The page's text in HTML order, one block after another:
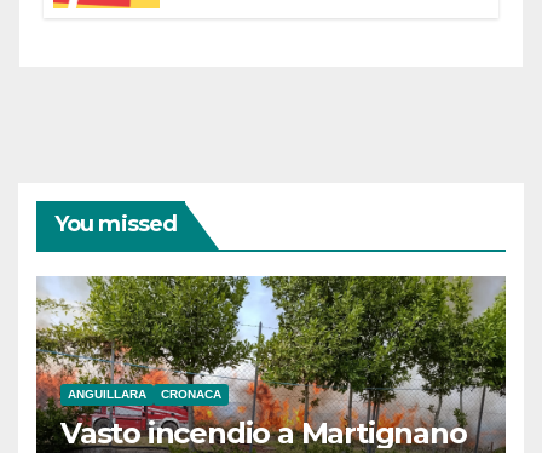
You missed
ANGUILLARA CRONACA
Vasto incendio a Martignano